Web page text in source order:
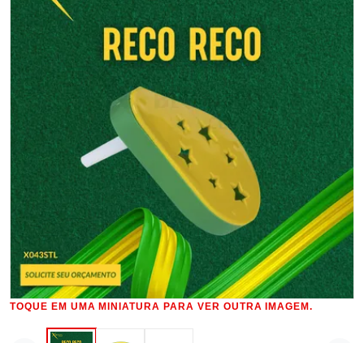
TOQUE EM UMA MINIATURA PARA VER OUTRA IMAGEM.